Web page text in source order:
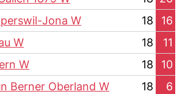
Jona W 18
16
W 18
11
W 18
10
Berner Oberland W 18 6